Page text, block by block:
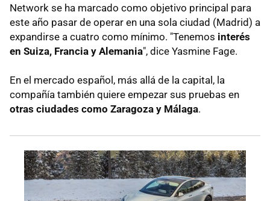
Network se ha marcado como objetivo principal para
este año pasar de operar en una sola ciudad (Madrid) a
expandirse a cuatro como mínimo. "Tenemos interés
en Suiza, Francia y Alemania", dice Yasmine Fage.
En el mercado español, más allá de la capital, la
compañía también quiere empezar sus pruebas en
otras ciudades como Zaragoza y Málaga.